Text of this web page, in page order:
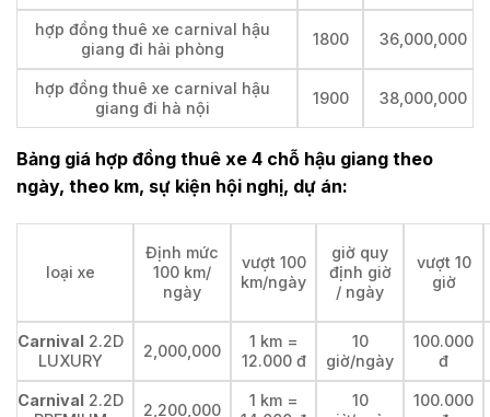
hợp đồng thuê xe carnival hậu
giang đi hải phòng
1800 36,000,000
hợp đồng thuê xe carnival hậu
giang đi hà nội
1900 38,000,000
Bảng giá hợp đồng thuê xe 4 chỗ hậu giang theo
ngày, theo km, sự kiện hội nghị, dự án:
loại xe
Định mức
100 km/
ngày
vượt 100
km/ngày
giờ quy
định giờ
/ ngày
vượt 10
giờ
Carnival 2.2D
LUXURY
2,000,000
1 km =
12.000 đ
10
giờ/ngày
100.000
đ
Carnival 2.2D
2,200,000
1 km =
10
100.000